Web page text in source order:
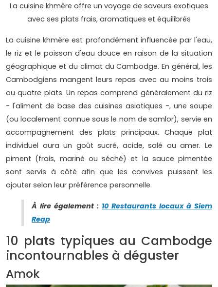
La cuisine khmère offre un voyage de saveurs exotiques
avec ses plats frais, aromatiques et équilibrés
La cuisine khmère est profondément influencée par l'eau,
le riz et le poisson d'eau douce en raison de la situation
géographique et du climat du Cambodge. En général, les
Cambodgiens mangent leurs repas avec au moins trois
ou quatre plats. Un repas comprend généralement du riz
- l'aliment de base des cuisines asiatiques -, une soupe
(ou localement connue sous le nom de samlor), servie en
accompagnement des plats principaux. Chaque plat
individuel aura un goût sucré, acide, salé ou amer. Le
piment (frais, mariné ou séché) et la sauce pimentée
sont servis à côté afin que les convives puissent les
ajouter selon leur préférence personnelle.
À lire également : 10 Restaurants locaux à Siem
Reap
10 plats typiques au Cambodge
incontournables à déguster
Amok